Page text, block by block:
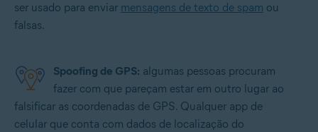
ser usado para enviar mensagens de texto de spam ou
falsas.
Spoofing de GPS: algumas pessoas procuram
fazer com que pareçam estar em outro lugar ao
falsificar as coordenadas de GPS. Qualquer app de
celular que conta com dados de localização do